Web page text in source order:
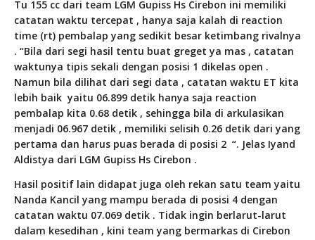
Tu 155 cc dari team LGM Gupiss Hs Cirebon ini memiliki
catatan waktu tercepat , hanya saja kalah di reaction
time (rt) pembalap yang sedikit besar ketimbang rivalnya
. “Bila dari segi hasil tentu buat greget ya mas , catatan
waktunya tipis sekali dengan posisi 1 dikelas open .
Namun bila dilihat dari segi data , catatan waktu ET kita
lebih baik yaitu 06.899 detik hanya saja reaction
pembalap kita 0.68 detik , sehingga bila di arkulasikan
menjadi 06.967 detik , memiliki selisih 0.26 detik dari yang
pertama dan harus puas berada di posisi 2 “. Jelas Iyand
Aldistya dari LGM Gupiss Hs Cirebon .
Hasil positif lain didapat juga oleh rekan satu team yaitu
Nanda Kancil yang mampu berada di posisi 4 dengan
catatan waktu 07.069 detik . Tidak ingin berlarut-larut
dalam kesedihan , kini team yang bermarkas di Cirebon